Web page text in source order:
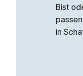
Bist
in